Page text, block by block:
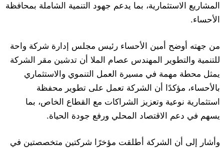
المشاريع الاستثمارية، بما يدعم جهود التنمية الشاملة بمحافظة
الأحساء.
من جهته أوضح أمين الأحساء رئيس مجلس إدارة شركة واحة
للتنمية والتطوير المهندس عصام الملا أن تدشين مقر الشركة
يمثل محطة مهمة في مسيرة العمل التنموي والاستثماري
بالأحساء، مؤكدًا أن الشركة تعمل على تطوير محفظة
استثمارية نوعية وتعزيز الشراكات مع القطاع الخاص، بما
يسهم في دعم الاقتصاد المحلي ورفع جودة الحياة.
وأشار إلى أن الشركة أطلقت مؤخرًا شركتين متخصصتين في